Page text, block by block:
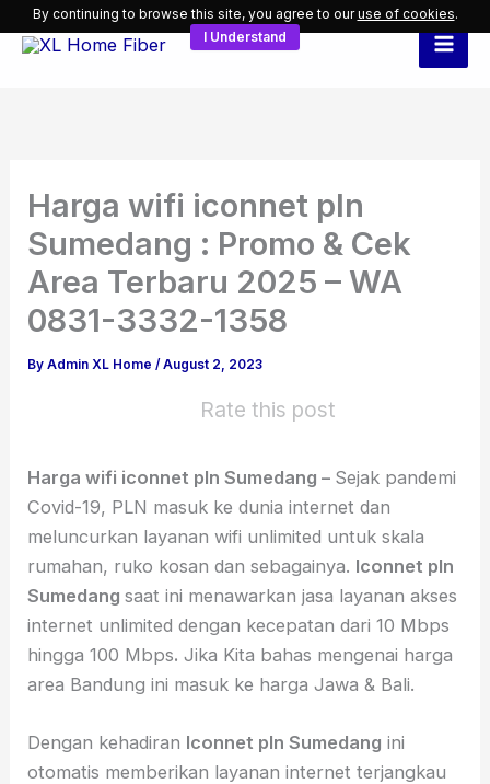
Skip
Harga wifi iconnet pln
Sumedang : Promo & Cek
Area Terbaru 2025 – WA
0831-3332-1358
ByAdmin XL Home/August 2, 2023
Rate this post
Harga wifi iconnet pln Sumedang – Sejak pandemi
Covid-19, PLN masuk ke dunia internet dan
meluncurkan layanan wifi unlimited untuk skala
rumahan, ruko kosan dan sebagainya. Iconnet pln
Sumedangsaat ini menawarkan jasa layanan akses
internet unlimited dengan kecepatan dari 10 Mbps
hingga 100 Mbps. Jika Kita bahas mengenai harga
area Bandung ini masuk ke harga Jawa & Bali.
Dengan kehadiran Iconnet pln Sumedang ini
otomatis memberikan layanan internet terjangkau
By continuing to browse this site, you agree to ouruse of cookies.
I Understand